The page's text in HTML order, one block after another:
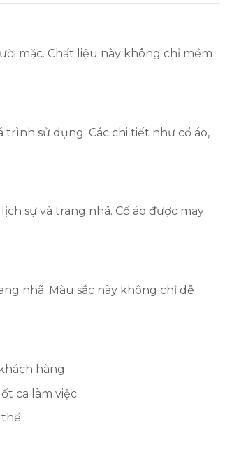
mặc. Chất liệu này không chỉ mềm
sử dụng. Các chi tiết như cổ áo,
sự và trang nhã. Cổ áo được may
nhã. Màu sắc này không chỉ dễ
hàng.
ca làm việc.